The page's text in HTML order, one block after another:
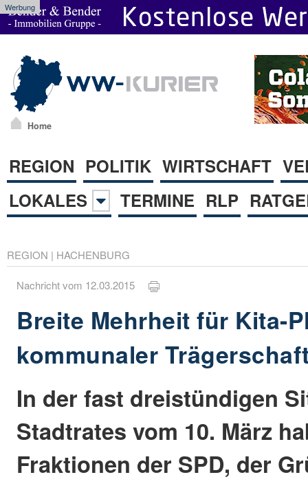
Werbung
Home
REGION POLITIK WIRTSCHAFT
LOKALES
TERMINE RLP
REGION | HACHENBURG
Nachricht vom 12.03.2015
Breite Mehrheit für Kita-
kommunaler
In der fast dreistündigen
Stadtrates vom 10. März
Fraktionen der SPD, der